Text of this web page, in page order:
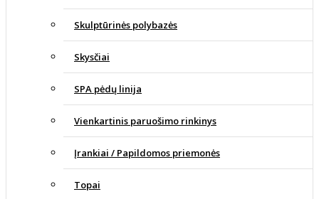
Skulptūrinės polybazės
Skysčiai
SPA pėdų linija
Vienkartinis paruošimo rinkinys
Įrankiai / Papildomos priemonės
Topai